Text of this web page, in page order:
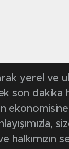
yerel ve
son dakika
halkımızın